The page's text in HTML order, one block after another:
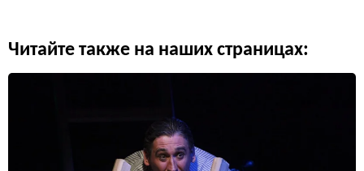
Читайте также на наших страницах: